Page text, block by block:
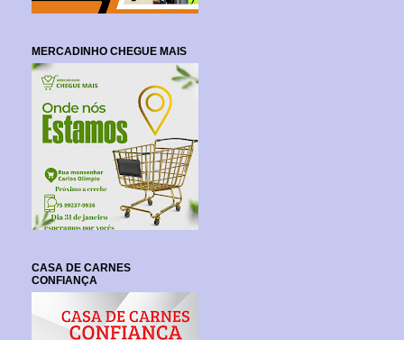
MERCADINHO CHEGUE MAIS
CASA DE CARNES
CONFIANÇA